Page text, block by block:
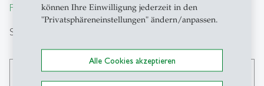
können Ihre Einwilligung jederzeit in den
"Privatsphäreneinstellungen" ändern/anpassen.
Alle Cookies akzeptieren
From insight to impact.
Suche